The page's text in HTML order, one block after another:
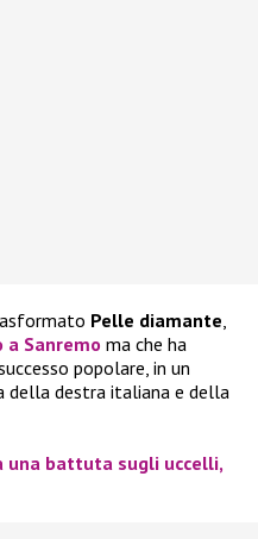
Pelle diamante,
Sanremo ma che ha
popolare, in un
della destra italiana e della
una battuta sugli uccelli,